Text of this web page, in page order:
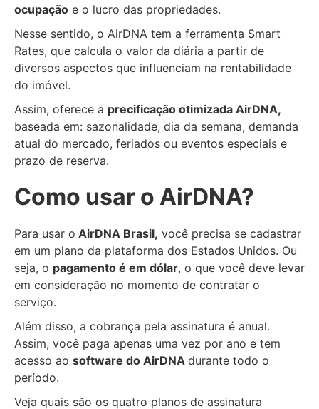
ocupação e o lucro das propriedades.
Nesse sentido, o AirDNA tem a ferramenta Smart
Rates, que calcula o valor da diária a partir de
diversos aspectos que influenciam na rentabilidade
do imóvel.
Assim, oferece a precificação otimizada AirDNA,
baseada em: sazonalidade, dia da semana, demanda
atual do mercado, feriados ou eventos especiais e
prazo de reserva.
Como usar o AirDNA?
Para usar o AirDNA Brasil, você precisa se cadastrar
em um plano da plataforma dos Estados Unidos. Ou
seja, o pagamento é em dólar, o que você deve levar
em consideração no momento de contratar o
serviço.
Além disso, a cobrança pela assinatura é anual.
Assim, você paga apenas uma vez por ano e tem
acesso ao software do AirDNA durante todo o
período.
Veja quais são os quatro planos de assinatura